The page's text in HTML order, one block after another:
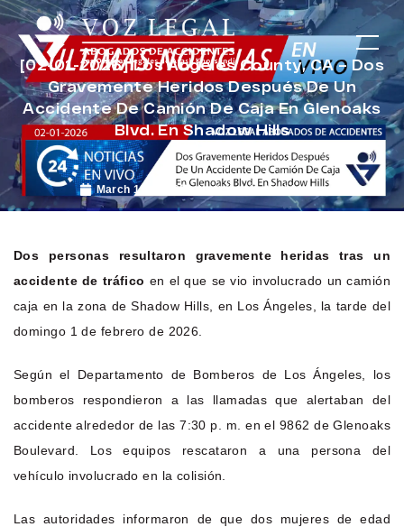
[02-01-2026] Los Angeles County, CA – Dos
Gravemente Heridos Después De Un
Accidente De Camión De Caja En Glenoaks
Blvd. En Shadow Hills
March 10, 2026 Noticias de Accidentes
Dos personas resultaron gravemente heridas tras un
accidente de tráfico en el que se vio involucrado un camión
caja en la zona de Shadow Hills, en Los Ángeles, la tarde del
domingo 1 de febrero de 2026.
Según el Departamento de Bomberos de Los Ángeles, los
bomberos respondieron a las llamadas que alertaban del
accidente alrededor de las 7:30 p. m. en el 9862 de Glenoaks
Boulevard. Los equipos rescataron a una persona del
vehículo involucrado en la colisión.
Las autoridades informaron de que dos mujeres de edad